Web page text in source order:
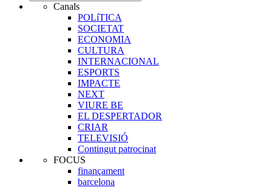
Canals
POLíTICA
SOCIETAT
ECONOMIA
CULTURA
INTERNACIONAL
ESPORTS
IMPACTE
NEXT
VIURE BE
EL DESPERTADOR
CRIAR
TELEVISIÓ
Contingut patrocinat
FOCUS
finançament
barcelona